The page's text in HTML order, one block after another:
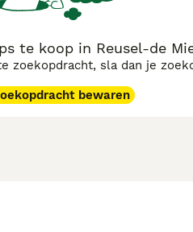
te koop in Reusel-de
sla dan je
bewaren